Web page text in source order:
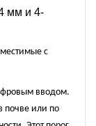
мм и 4-
с
вводом.
почве или по